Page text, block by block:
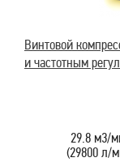
Винтовой
и частотным
29.8 м3/
(29800 л/